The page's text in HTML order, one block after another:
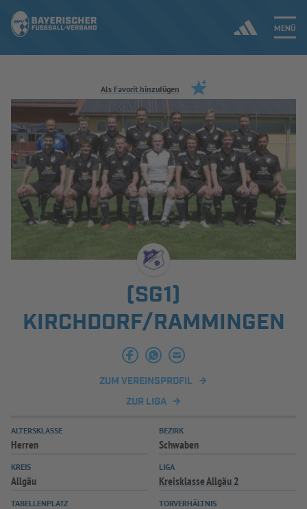
MENÜ
Jetzt einloggen
ERGEBNISSE & WETTBEWERBE
NEUIGKEITEN
SPIELBETRIEB & VERBANDSLEBEN
INFOTHEK SPIELPLUS
Als Favorit hinzufügen
(SG1)
KIRCHDORF/RAMMINGEN
ZUM VEREINSPROFIL
ZUR LIGA
ALTERSKLASSE
Herren
BEZIRK
Schwaben
KREIS
Allgäu
LIGA
Kreisklasse Allgäu 2
TABELLENPLATZ TORVERHÄLTNIS